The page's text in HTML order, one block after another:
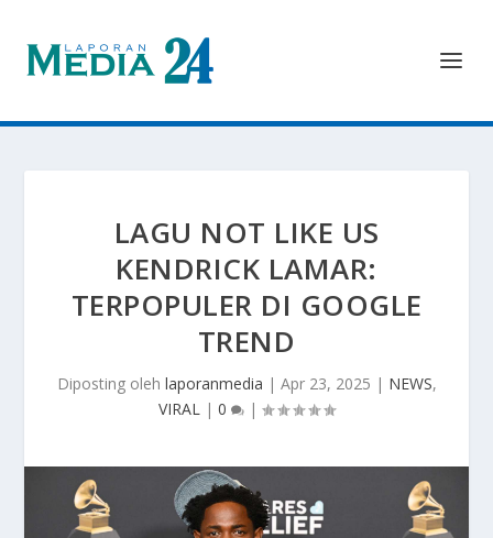
LAGU NOT LIKE US
KENDRICK LAMAR:
TERPOPULER DI GOOGLE
TREND
Diposting oleh laporanmedia | Apr 23, 2025 | NEWS,
VIRAL | 0 |